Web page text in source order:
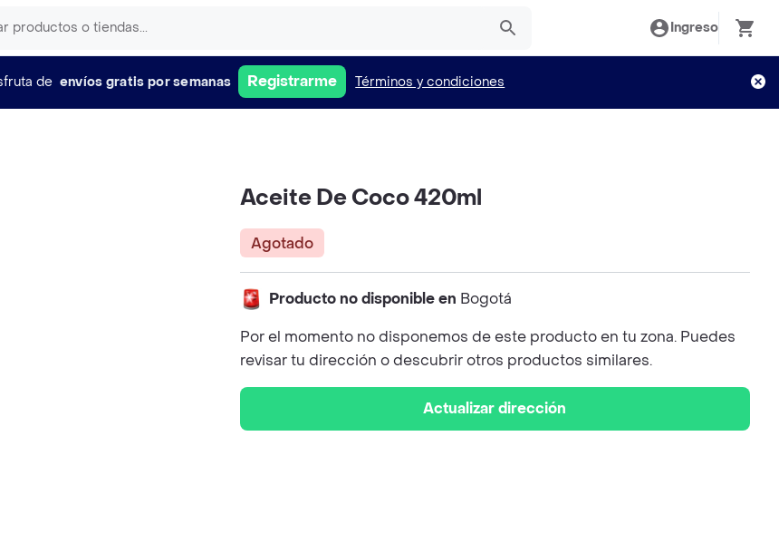
Ingreso
de envíos gratis por semanas Registrarme Términos y condiciones
Aceite De Coco 420ml
Agotado
Producto no disponible en Bogotá
Por el momento no disponemos de este producto en tu zona. Puedes
revisar tu dirección o descubrir otros productos similares.
Actualizar dirección